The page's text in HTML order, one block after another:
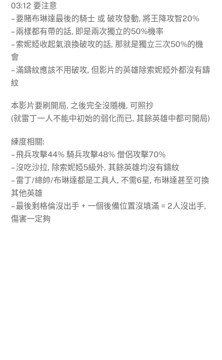
03:12 要注意
– 要賭布琳達最後的騎士 或 破攻發動, 將王降攻智20%
– 兩樣都有帶的話, 即是兩次獨立的50%機率
– 索妮婭收起氣浪換破攻的話, 那就是獨立三次50%的機
會
– 滿鑄紋應該不用破攻, 但影片的英雄除索妮婭外都沒有鑄
紋
本影片要刷開局, 之後完全沒隨機, 可照抄
(就雷丁一人不能中初始的弱化而已, 其餘英雄中都可開局)
練度相關:
– 飛兵攻擊44% 騎兵攻擊48% 僧侶攻擊70%
– 沒吃沙拉, 除索妮婭5級外, 其餘英雄均沒有鑄紋
– 雷丁/總帥/布琳達都是工具人, 不需6星, 布琳達甚至可換
其他英雄
– 最後剩格倫沒出手 + 一個後備位置沒填滿 = 2人沒出手,
傷害一定夠